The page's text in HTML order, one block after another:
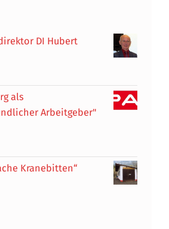
DI Hubert
als
Arbeitgeber"
Kranebitten“